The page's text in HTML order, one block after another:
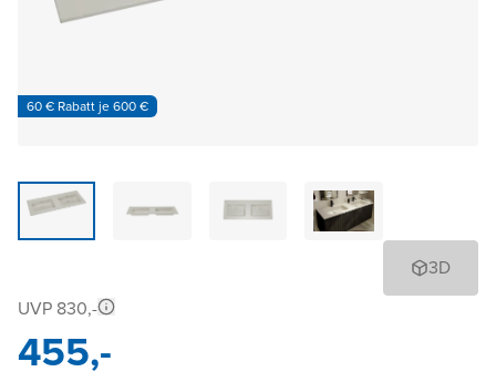
60 € Rabatt je 600 €
3D
UVP 830,-
455,-